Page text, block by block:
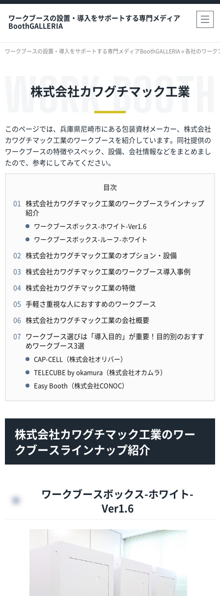
ワークブースの設置・導入をサポートする専門メディア
BoothGALLERIA
ワークブースの設置・導入をサポートする専門メディアBoothGALLERIA»各社のワーク
株式会社カワグチマック工業
このページでは、兵庫県尼崎市にある包装資材メーカー、株式会社
カワグチマック工業のワークブースを紹介しています。同社提供の
ワークブースの特徴やスペック、設備、会社情報などをまとめまし
たので、参考にしてみてください。
株式会社カワグチマック工業のワークブースラインナップ
紹介
ワークブースボックス-ホワイト-Ver1.6
ワークブースボックス-ルーフ-ホワイト
株式会社カワグチマック工業のオプション・設備
株式会社カワグチマック工業のワークブース導入事例
株式会社カワグチマック工業の特徴
手軽さ重視な人におすすめのワークブース
株式会社カワグチマック工業の会社概要
ワークブース選びは「導入目的」が重要！目的別のおすす
めワークブース3選
CAP-CELL（株式会社オリバー）
TELECUBE by okamura（株式会社オカムラ）
Easy Booth（株式会社CONOC）
株式会社カワグチマック工業のワー
クブースラインナップ紹介
ワークブースボックス-ホワイト-
Ver1.6